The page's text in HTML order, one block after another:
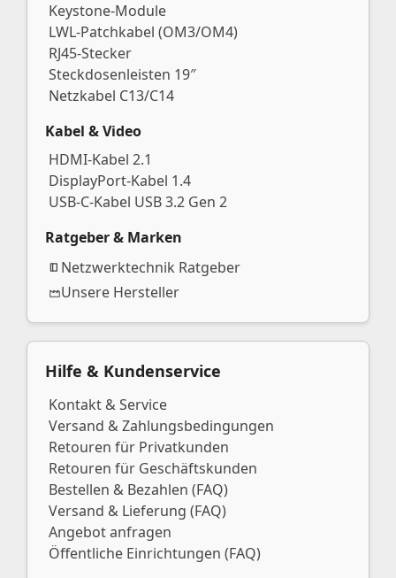
Keystone-Module
LWL-Patchkabel (OM3/OM4)
RJ45-Stecker
Steckdosenleisten 19″
Netzkabel C13/C14
Kabel & Video
HDMI-Kabel 2.1
DisplayPort-Kabel 1.4
USB-C-Kabel USB 3.2 Gen 2
Ratgeber & Marken
Netzwerktechnik Ratgeber
Unsere Hersteller
Hilfe & Kundenservice
Kontakt & Service
Versand & Zahlungsbedingungen
Retouren für Privatkunden
Retouren für Geschäftskunden
Bestellen & Bezahlen (FAQ)
Versand & Lieferung (FAQ)
Angebot anfragen
Öffentliche Einrichtungen (FAQ)